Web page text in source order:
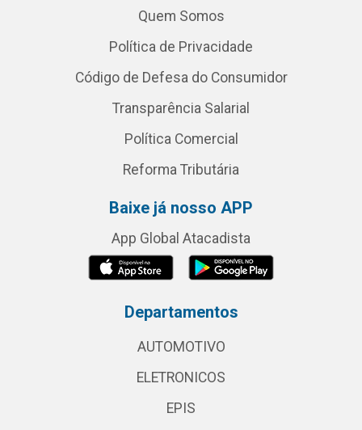
Quem Somos
Política de Privacidade
Código de Defesa do Consumidor
Transparência Salarial
Política Comercial
Reforma Tributária
Baixe já nosso APP
App Global Atacadista
Departamentos
AUTOMOTIVO
ELETRONICOS
EPIS